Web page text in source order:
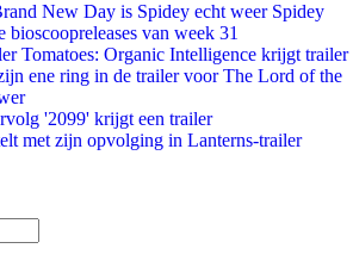
New Day is Spidey echt weer Spidey
bioscoopreleases van week 31
Tomatoes: Organic Intelligence krijgt trailer
ene ring in de trailer voor The Lord of the
'2099' krijgt een trailer
met zijn opvolging in Lanterns-trailer